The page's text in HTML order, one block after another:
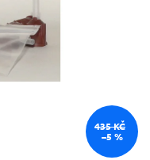
435 KČ
–5 %